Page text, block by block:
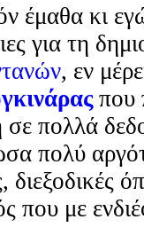
έμαθα κι
για τη
, εν
που
σε πολλά
πολύ
διεξοδικές
που με